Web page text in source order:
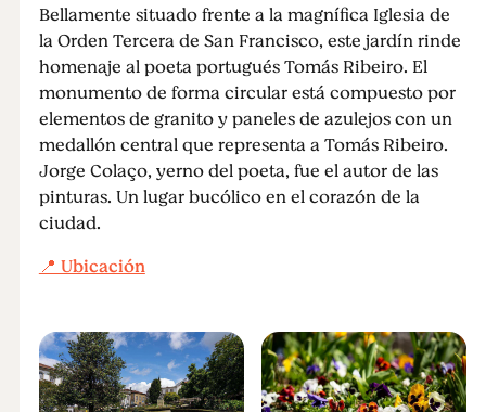
Bellamente situado frente a la magnífica Iglesia de
la Orden Tercera de San Francisco, este jardín rinde
homenaje al poeta portugués Tomás Ribeiro. El
monumento de forma circular está compuesto por
elementos de granito y paneles de azulejos con un
medallón central que representa a Tomás Ribeiro.
Jorge Colaço, yerno del poeta, fue el autor de las
pinturas. Un lugar bucólico en el corazón de la
ciudad.
📍 Ubicación